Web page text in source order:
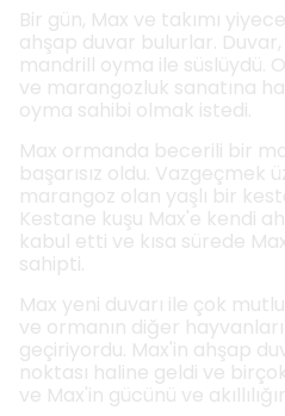
Bir gün, Max ve takımı
ahşap duvar bulurlar.
mandrill oyma ile süslüydü.
ve marangozluk sanatına
oyma sahibi olmak istedi.
Max ormanda becerili bir
başarısız oldu. Vazgeçmek
marangoz olan yaşlı bir
Kestane kuşu Max'e kendi
kabul etti ve kısa sürede
sahipti.
Max yeni duvarı ile çok
ve ormanın diğer
geçiriyordu. Max'in ahşap
noktası haline geldi ve
ve Max'in gücünü ve